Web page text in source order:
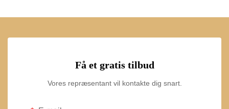
Få et gratis tilbud
Vores repræsentant vil kontakte dig snart.